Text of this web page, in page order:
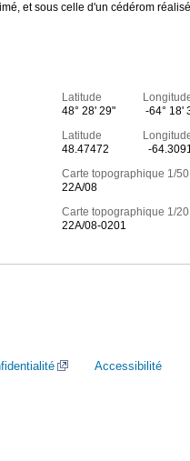
et sous celle d'un cédérom
Latitude Longitude
48° 28' 29"
-64° 18'
Latitude Longitude
48.47472
-
Carte topographique 1/
22A/08
Carte topographique 1/
22A/08-0201
Accessibilité